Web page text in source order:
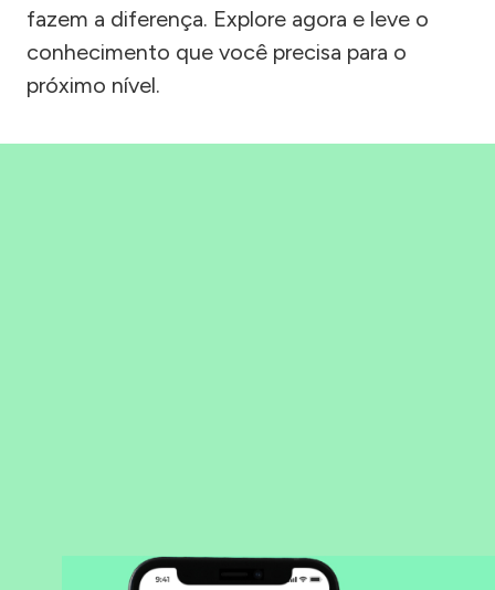
fazem a diferença. Explore agora e leve o
conhecimento que você precisa para o
próximo nível.